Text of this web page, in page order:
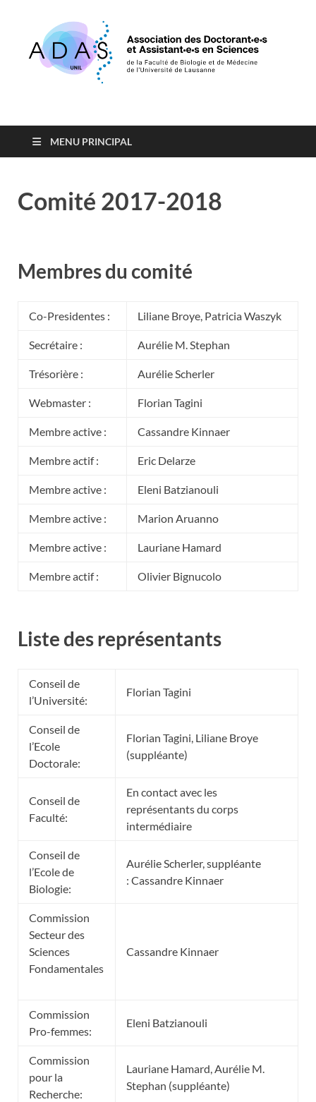
Association des
Doctorants et
Lausanne
MENU PRINCIPAL
Comité 2017-2018
Membres du comité
Co-Presidentes : Liliane Broye, Patricia Waszyk
Secrétaire : Aurélie M. Stephan
Trésorière : Aurélie Scherler
Webmaster : Florian Tagini
Membre active : Cassandre Kinnaer
Membre actif : Eric Delarze
Membre active : Eleni Batzianouli
Membre active : Marion Aruanno
Membre active : Lauriane Hamard
Membre actif : Olivier Bignucolo
Liste des représentants
Conseil de
l’Université:
Florian Tagini
Conseil de
l’Ecole
Doctorale:
Florian Tagini, Liliane Broye
(suppléante)
Conseil de
Faculté:
En contact avec les
représentants du corps
intermédiaire
Conseil de
l’Ecole de
Biologie:
Aurélie Scherler, suppléante
: Cassandre Kinnaer
Commission
Secteur des
Sciences
Fondamentales
Cassandre Kinnaer
Commission
Pro-femmes:
Eleni Batzianouli
Commission
pour la
Recherche:
Lauriane Hamard, Aurélie M.
Stephan (suppléante)